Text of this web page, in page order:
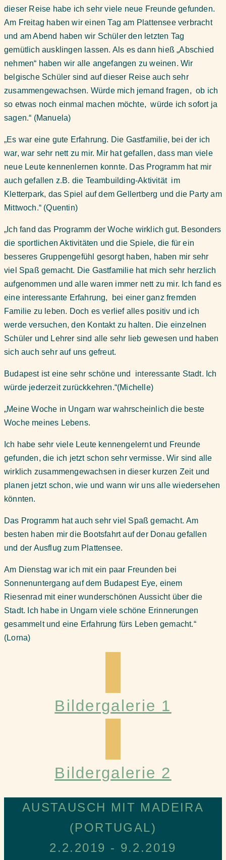
dieser Reise habe ich sehr viele neue Freunde gefunden.
Am Freitag haben wir einen Tag am Plattensee verbracht
und am Abend haben wir Schüler den letzten Tag
gemütlich ausklingen lassen. Als es dann hieß „Abschied
nehmen“ haben wir alle angefangen zu weinen. Wir
belgische Schüler sind auf dieser Reise auch sehr
zusammengewachsen. Würde mich jemand fragen, ob ich
so etwas noch einmal machen möchte, würde ich sofort ja
sagen.“ (Manuela)
„Es war eine gute Erfahrung. Die Gastfamilie, bei der ich
war, war sehr nett zu mir. Mir hat gefallen, dass man viele
neue Leute kennenlernen konnte. Das Programm hat mir
auch gefallen z.B. die Teambuilding-Aktivität im
Kletterpark, das Spiel auf dem Gellertberg und die Party am
Mittwoch.“ (Quentin)
„Ich fand das Programm der Woche wirklich gut. Besonders
die sportlichen Aktivitäten und die Spiele, die für ein
besseres Gruppengefühl gesorgt haben, haben mir sehr
viel Spaß gemacht. Die Gastfamilie hat mich sehr herzlich
aufgenommen und alle waren immer nett zu mir. Ich fand es
eine interessante Erfahrung, bei einer ganz fremden
Familie zu leben. Doch es verlief alles positiv und ich
werde versuchen, den Kontakt zu halten. Die einzelnen
Schüler und Lehrer sind alle sehr lieb gewesen und haben
sich auch sehr auf uns gefreut.
Budapest ist eine sehr schöne und interessante Stadt. Ich
würde jederzeit zurückkehren.“(Michelle)
„Meine Woche in Ungarn war wahrscheinlich die beste
Woche meines Lebens.
Ich habe sehr viele Leute kennengelernt und Freunde
gefunden, die ich jetzt schon sehr vermisse. Wir sind alle
wirklich zusammengewachsen in dieser kurzen Zeit und
planen jetzt schon, wie und wann wir uns alle wiedersehen
könnten.
Das Programm hat auch sehr viel Spaß gemacht. Am
besten haben mir die Bootsfahrt auf der Donau gefallen
und der Ausflug zum Plattensee.
Am Dienstag war ich mit ein paar Freunden bei
Sonnenuntergang auf dem Budapest Eye, einem
Riesenrad mit einer wunderschönen Aussicht über die
Stadt. Ich habe in Ungarn viele schöne Erinnerungen
gesammelt und eine Erfahrung fürs Leben gemacht.“
(Lorna)
Bildergalerie 1
Bildergalerie 2
AUSTAUSCH MIT MADEIRA
(PORTUGAL)
2.2.2019 - 9.2.2019